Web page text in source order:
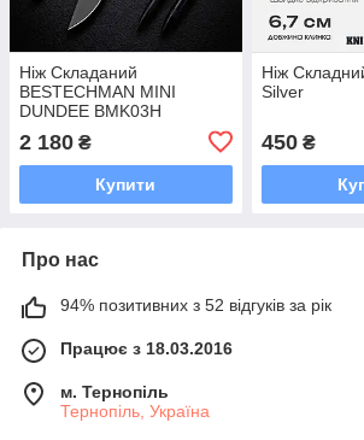
Ніж Складаний
BESTECHMAN MINI
DUNDEE BMK03H
2 180 ₴
Купити
Ніж
Silver
450₴
Про нас
94% позитивних з 52 відгуків за рік
Працює з 18.03.2016
м. Тернопіль
Тернопіль, Україна